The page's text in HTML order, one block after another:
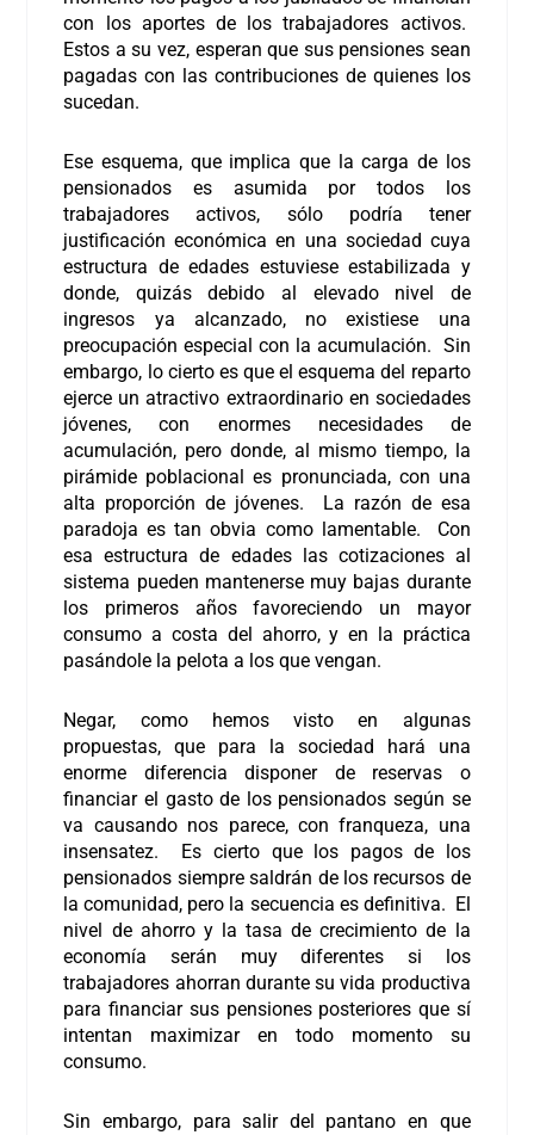
con los aportes de los trabajadores activos.
Estos a su vez, esperan que sus pensiones sean
pagadas con las contribuciones de quienes los
sucedan.
Ese esquema, que implica que la carga de los
pensionados es asumida por todos los
trabajadores activos, sólo podría tener
justificación económica en una sociedad cuya
estructura de edades estuviese estabilizada y
donde, quizás debido al elevado nivel de
ingresos ya alcanzado, no existiese una
preocupación especial con la acumulación. Sin
embargo, lo cierto es que el esquema del reparto
ejerce un atractivo extraordinario en sociedades
jóvenes, con enormes necesidades de
acumulación, pero donde, al mismo tiempo, la
pirámide poblacional es pronunciada, con una
alta proporción de jóvenes. La razón de esa
paradoja es tan obvia como lamentable. Con
esa estructura de edades las cotizaciones al
sistema pueden mantenerse muy bajas durante
los primeros años favoreciendo un mayor
consumo a costa del ahorro, y en la práctica
pasándole la pelota a los que vengan.
Negar, como hemos visto en algunas
propuestas, que para la sociedad hará una
enorme diferencia disponer de reservas o
financiar el gasto de los pensionados según se
va causando nos parece, con franqueza, una
insensatez. Es cierto que los pagos de los
pensionados siempre saldrán de los recursos de
la comunidad, pero la secuencia es definitiva. El
nivel de ahorro y la tasa de crecimiento de la
economía serán muy diferentes si los
trabajadores ahorran durante su vida productiva
para financiar sus pensiones posteriores que sí
intentan maximizar en todo momento su
consumo.
Sin embargo, para salir del pantano en que